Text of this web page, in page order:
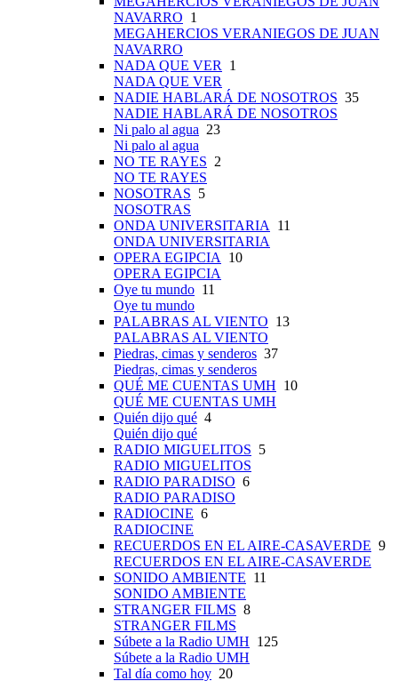
NAVARRO 1
MEGAHERCIOS VERANIEGOS DE JUAN
NAVARRO
NADA QUE VER 1
NADA QUE VER
NADIE HABLARÁ DE NOSOTROS 35
NADIE HABLARÁ DE NOSOTROS
Ni palo al agua 23
Ni palo al agua
NO TE RAYES 2
NO TE RAYES
NOSOTRAS 5
NOSOTRAS
ONDA UNIVERSITARIA 11
ONDA UNIVERSITARIA
OPERA EGIPCIA 10
OPERA EGIPCIA
Oye tu mundo 11
Oye tu mundo
PALABRAS AL VIENTO 13
PALABRAS AL VIENTO
Piedras, cimas y senderos 37
Piedras, cimas y senderos
QUÉ ME CUENTAS UMH 10
QUÉ ME CUENTAS UMH
Quién dijo qué 4
Quién dijo qué
RADIO MIGUELITOS 5
RADIO MIGUELITOS
RADIO PARADISO 6
RADIO PARADISO
RADIOCINE 6
RADIOCINE
RECUERDOS EN EL AIRE-CASAVERDE 9
RECUERDOS EN EL AIRE-CASAVERDE
SONIDO AMBIENTE 11
SONIDO AMBIENTE
STRANGER FILMS 8
STRANGER FILMS
Súbete a la Radio UMH 125
Súbete a la Radio UMH
Tal día como hoy 20